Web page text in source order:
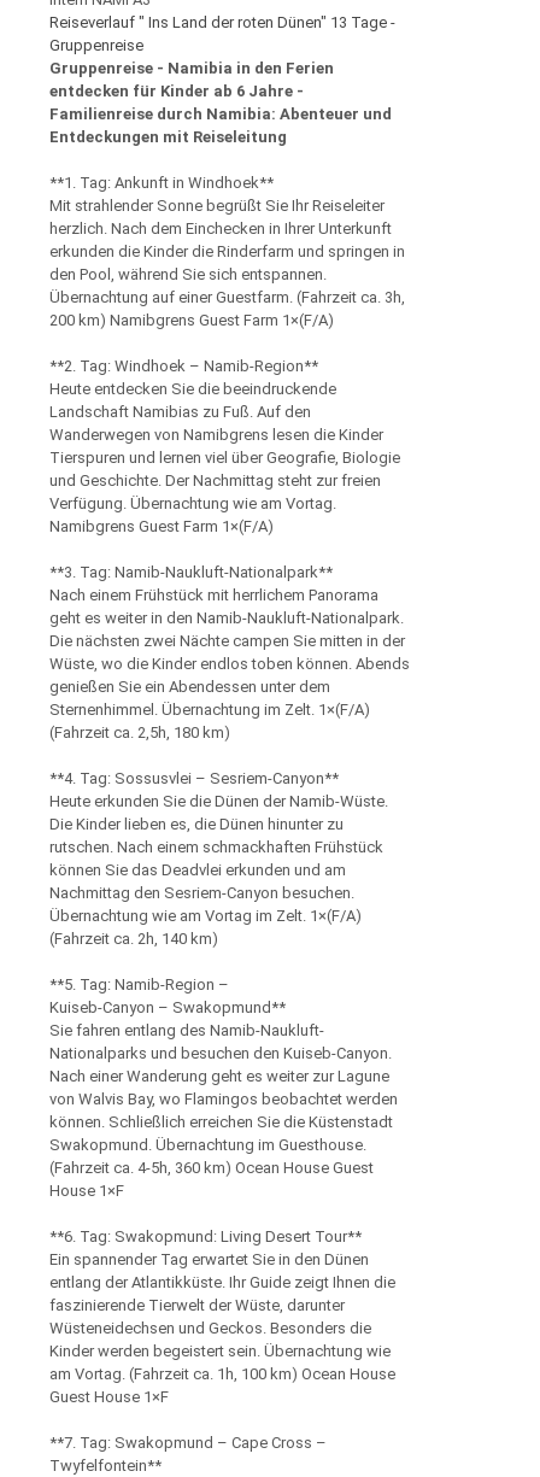
Reiseverlauf " Ins Land der roten Dünen" 13 Tage -
Gruppenreise
Gruppenreise - Namibia in den Ferien
entdecken für Kinder ab 6 Jahre -
Familienreise durch Namibia: Abenteuer und
Entdeckungen mit Reiseleitung
**1. Tag: Ankunft in Windhoek**
Mit strahlender Sonne begrüßt Sie Ihr Reiseleiter
herzlich. Nach dem Einchecken in Ihrer Unterkunft
erkunden die Kinder die Rinderfarm und springen in
den Pool, während Sie sich entspannen.
Übernachtung auf einer Guestfarm. (Fahrzeit ca. 3h,
200 km) Namibgrens Guest Farm 1×(F/A)
**2. Tag: Windhoek – Namib-Region**
Heute entdecken Sie die beeindruckende
Landschaft Namibias zu Fuß. Auf den
Wanderwegen von Namibgrens lesen die Kinder
Tierspuren und lernen viel über Geografie, Biologie
und Geschichte. Der Nachmittag steht zur freien
Verfügung. Übernachtung wie am Vortag.
Namibgrens Guest Farm 1×(F/A)
**3. Tag: Namib-Naukluft-Nationalpark**
Nach einem Frühstück mit herrlichem Panorama
geht es weiter in den Namib-Naukluft-Nationalpark.
Die nächsten zwei Nächte campen Sie mitten in der
Wüste, wo die Kinder endlos toben können. Abends
genießen Sie ein Abendessen unter dem
Sternenhimmel. Übernachtung im Zelt. 1×(F/A)
(Fahrzeit ca. 2,5h, 180 km)
**4. Tag: Sossusvlei – Sesriem-Canyon**
Heute erkunden Sie die Dünen der Namib-Wüste.
Die Kinder lieben es, die Dünen hinunter zu
rutschen. Nach einem schmackhaften Frühstück
können Sie das Deadvlei erkunden und am
Nachmittag den Sesriem-Canyon besuchen.
Übernachtung wie am Vortag im Zelt. 1×(F/A)
(Fahrzeit ca. 2h, 140 km)
**5. Tag: Namib-Region –
Kuiseb-Canyon – Swakopmund**
Sie fahren entlang des Namib-Naukluft-
Nationalparks und besuchen den Kuiseb-Canyon.
Nach einer Wanderung geht es weiter zur Lagune
von Walvis Bay, wo Flamingos beobachtet werden
können. Schließlich erreichen Sie die Küstenstadt
Swakopmund. Übernachtung im Guesthouse.
(Fahrzeit ca. 4-5h, 360 km) Ocean House Guest
House 1×F
**6. Tag: Swakopmund: Living Desert Tour**
Ein spannender Tag erwartet Sie in den Dünen
entlang der Atlantikküste. Ihr Guide zeigt Ihnen die
faszinierende Tierwelt der Wüste, darunter
Wüsteneidechsen und Geckos. Besonders die
Kinder werden begeistert sein. Übernachtung wie
am Vortag. (Fahrzeit ca. 1h, 100 km) Ocean House
Guest House 1×F
**7. Tag: Swakopmund – Cape Cross –
Twyfelfontein**